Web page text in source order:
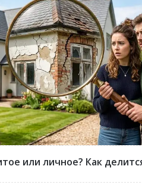
или личное? Как